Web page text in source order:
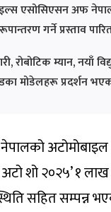
एसोसिएसन अफ
गर्ने प्रस्ताव
रोबोटिक म्यान, नयाँ
मोडेलहरू प्रदर्शन
अटोमोबाइल
अटो शो २०२५’ १
सहित सम्पन्न